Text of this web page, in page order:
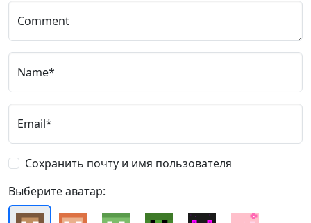
Comment
Name*
Email*
Сохранить почту и имя пользователя
Выберите аватар: